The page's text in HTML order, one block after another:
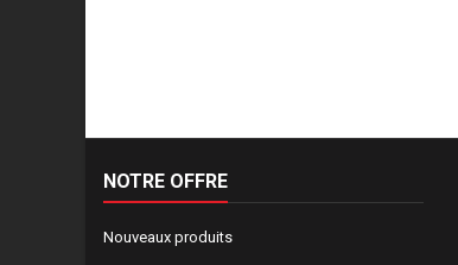
NOTRE OFFRE
Nouveaux produits